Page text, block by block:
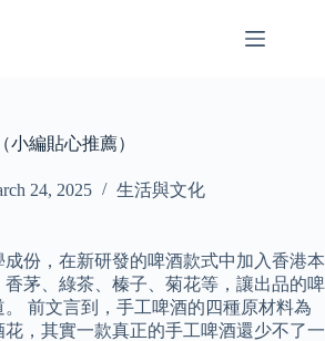
小編貼心推薦）
24, 2025 生活與文化
份，在新研發的啤酒款式中加入香港本
茅、綠茶、榛子、菊花等，讓出品的啤
前文言到，手工啤酒的四種原材料為
，其實一款真正的手工啤酒還少不了一